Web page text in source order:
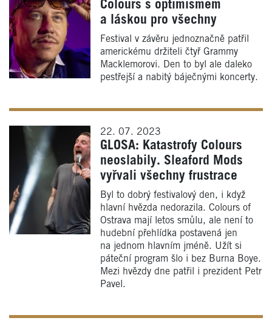
Colours s optimismem
a láskou pro všechny
Festival v závěru jednoznačně patřil
americkému držiteli čtyř Grammy
Macklemorovi. Den to byl ale daleko
pestřejší a nabitý báječnými koncerty.
22. 07. 2023
GLOSA: Katastrofy Colours
neoslabily. Sleaford Mods
vyřvali všechny frustrace
Byl to dobrý festivalový den, i když
hlavní hvězda nedorazila. Colours of
Ostrava mají letos smůlu, ale není to
hudební přehlídka postavená jen
na jednom hlavním jméně. Užít si
páteční program šlo i bez Burna Boye.
Mezi hvězdy dne patřil i prezident Petr
Pavel.